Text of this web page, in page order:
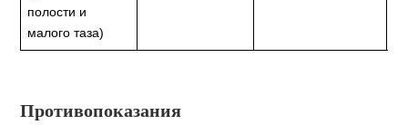
полости и
малого таза)
Противопоказания